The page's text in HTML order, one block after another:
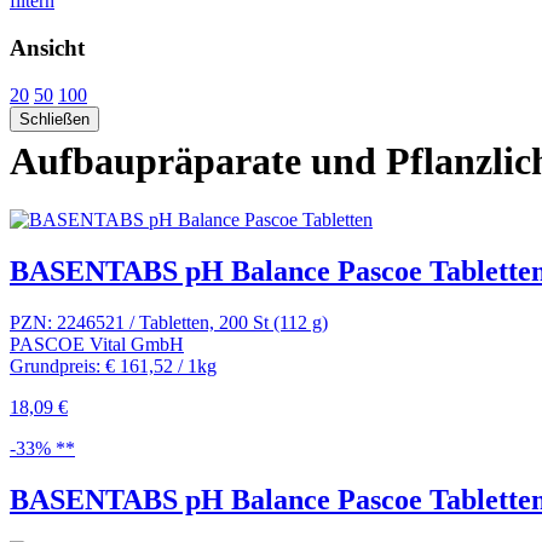
Ansicht
20 50 100
Schließen
Aufbaupräparate und
BASENTABS pH Balance Pascoe
PZN: 2246521 / Tabletten, 200 St (112 g)
PASCOE Vital GmbH
Grundpreis: € 161,52 / 1kg
18,09 €
-33% **
BASENTABS pH Balance Pascoe